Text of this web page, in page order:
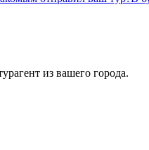
из вашего города.